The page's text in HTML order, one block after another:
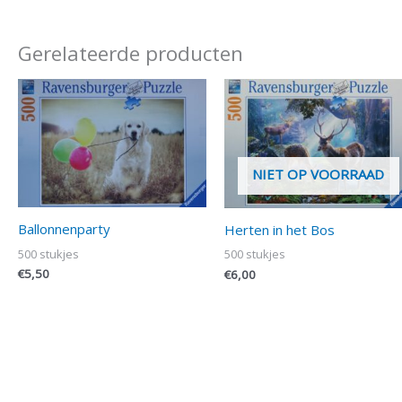
Gerelateerde producten
Ballonnenparty
500 stukjes
€5,50
NIET OP VOORRAAD
Herten in het Bos
500 stukjes
€6,00